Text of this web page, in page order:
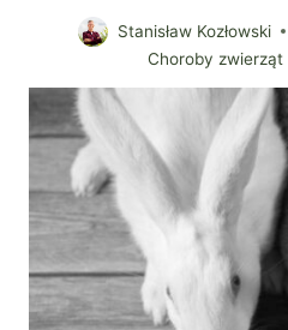
Stanisław Kozłowski
Choroby